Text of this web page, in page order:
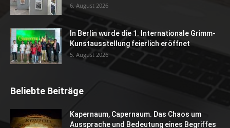
6. August 2026
In Berlin wurde die 1. Internationale Grimm-
Kunstausstellung feierlich eröffnet
5. August 2026
Beliebte Beiträge
Kapernaum, Capernaum. Das Chaos um
Aussprache und Bedeutung eines Begriffes